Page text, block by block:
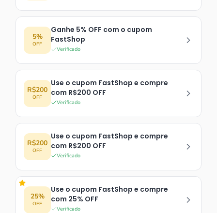
5%
OFF
Ganhe 5% OFF com o cupom
FastShop
Verificado
R$200
OFF
Use o cupom FastShop e compre
com R$200 OFF
Verificado
R$200
OFF
Use o cupom FastShop e compre
com R$200 OFF
Verificado
25%
OFF
Use o cupom FastShop e compre
com 25% OFF
Verificado